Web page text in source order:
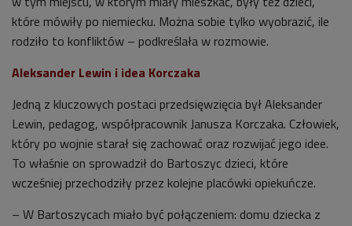
które mówiły po niemiecku. Można sobie tylko wyobrazić, ile
rodziło to konfliktów – podkreślała w rozmowie.
Aleksander Lewin i idea Korczaka
Jedną z kluczowych postaci przedsięwzięcia był Aleksander
Lewin, pedagog, współpracownik Janusza Korczaka. Człowiek,
który po wojnie starał się zachować oraz rozwijać jego idee.
To właśnie on sprowadził do Bartoszyc dzieci, które
wcześniej przechodziły przez kolejne placówki opiekuńcze.
– W Bartoszycach miało być połączeniem: domu dziecka z